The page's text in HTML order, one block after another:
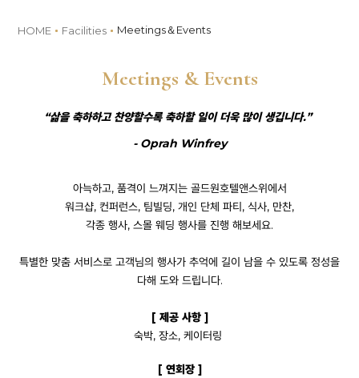
HOME Facilities Meetings＆Events
Meetings & Events
“삶을 축하하고 찬양할수록 축하할 일이 더욱 많이 생깁니다.”
- Oprah Winfrey
아늑하고, 품격이 느껴지는 골드원호텔앤스위에서
워크샵, 컨퍼런스, 팀빌딩, 개인 단체 파티, 식사, 만찬,
각종 행사, 스몰 웨딩 행사를 진행 해보세요.
특별한 맞춤 서비스로 고객님의 행사가 추억에 길이 남을 수 있도록 정성을
다해 도와 드립니다.
[ 제공 사항 ]
숙박, 장소, 케이터링
[ 연회장 ]